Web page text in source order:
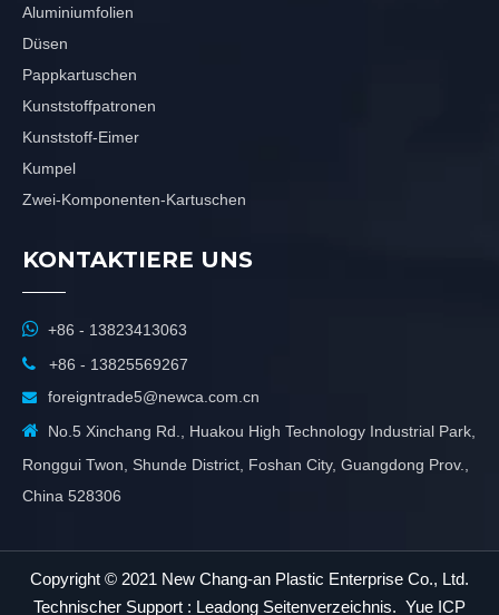
Aluminiumfolien
Düsen
Pappkartuschen
Kunststoffpatronen
Kunststoff-Eimer
Kumpel
Zwei-Komponenten-Kartuschen
KONTAKTIERE UNS
 +86 - 13823413063
 +86 - 13825569267

foreigntrade5@newca.com.cn
 No.5 Xinchang Rd., Huakou High Technology Industrial Park,
Ronggui Twon, Shunde District, Foshan City, Guangdong Prov.,
China 528306
Copyright © 2021 New Chang-an Plastic Enterprise Co., Ltd.
Technischer Support : Leadong Seitenverzeichnis. Yue ICP